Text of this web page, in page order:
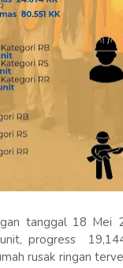
tanggal 18 Mei
progress
rusak ringan